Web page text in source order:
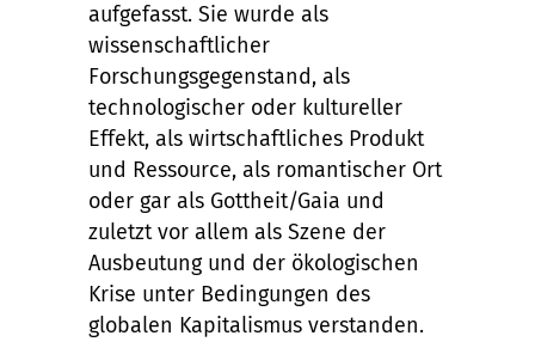
aufgefasst. Sie wurde als
wissenschaftlicher
Forschungsgegenstand, als
technologischer oder kultureller
Effekt, als wirtschaftliches Produkt
und Ressource, als romantischer Ort
oder gar als Gottheit/Gaia und
zuletzt vor allem als Szene der
Ausbeutung und der ökologischen
Krise unter Bedingungen des
globalen Kapitalismus verstanden.